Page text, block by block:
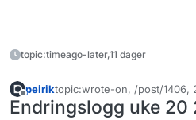
topic:timeago-later,11 dager
Frakoblet
peiriktopic:wrote-on, /post/1406,
Sist endret av peirik
Endringslogg uke 20